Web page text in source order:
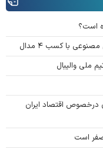
است؟
با کسب ۴ مدال
ملی والیبال
درخصوص اقتصاد ایران
صفر است